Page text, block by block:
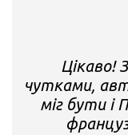
Цікаво!
чутками,
міг бути і